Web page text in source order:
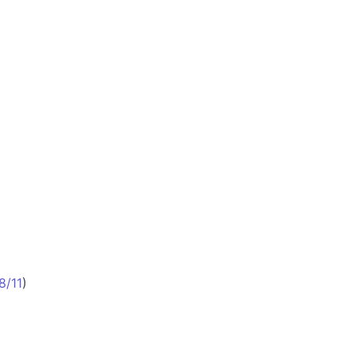
11)